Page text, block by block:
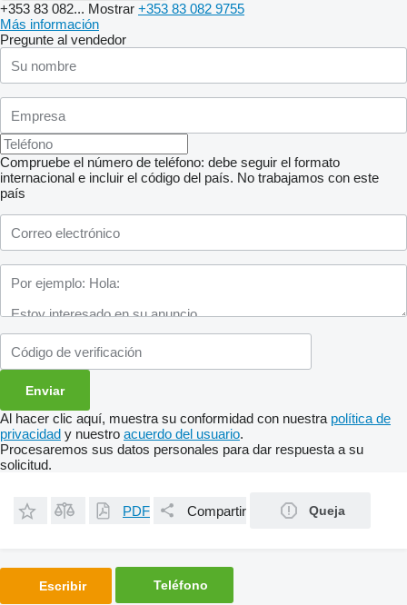
+353 83 082... Mostrar +353 83 082 9755
Más información
Pregunte al vendedor
Compruebe el número de teléfono: debe seguir el formato
internacional e incluir el código del país. No trabajamos con este
país
Al hacer clic aquí, muestra su conformidad con nuestra política de
privacidad y nuestro acuerdo del usuario.
Procesaremos sus datos personales para dar respuesta a su
solicitud.
PDF Compartir Queja
Escribir Teléfono